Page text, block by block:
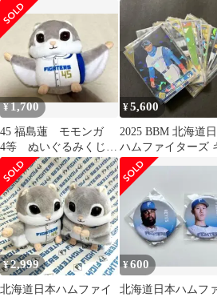
¥1,700
45 福島蓮 モモンガ
4等 ぬいぐるみくじ
北海道日本ハムファイ
ターズ
¥5,600
2025 BBM 北海道
ハムファイターズ
カード 54枚セット
¥2,999
北海道日本ハムファイ
¥600
北海道日本ハムフ